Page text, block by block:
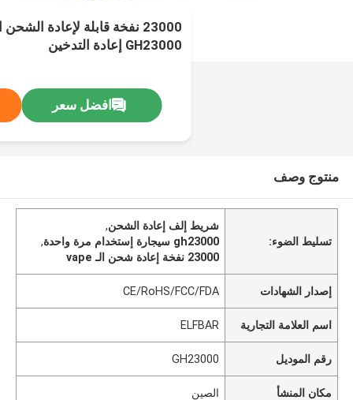
GH23000 إعادة التدخين
افضل سعر
منتوج وصف
تسليط الضوء:
شريط إلف إعادة الشحن,
gh23000 سيجارة إستخدام مرة واحدة
,
23000 نفخة إعادة شحن الـ vape
إصدار الشهادات CE/RoHS/FCC/FDA
اسم العلامة التجارية ELFBAR
رقم الموديل GH23000
مكان المنشأ الصين